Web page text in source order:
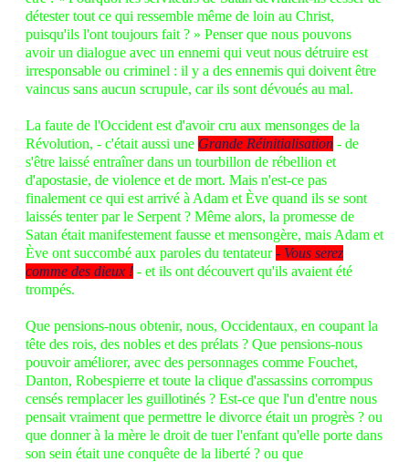
détester tout ce qui ressemble même de loin au Christ,
puisqu'ils l'ont toujours fait ? » Penser que nous pouvons
avoir un dialogue avec un ennemi qui veut nous détruire est
irresponsable ou criminel : il y a des ennemis qui doivent être
vaincus sans aucun scrupule, car ils sont dévoués au mal.
La faute de l'Occident est d'avoir cru aux mensonges de la
Révolution, - c'était aussi une Grande Réinitialisation - de
s'être laissé entraîner dans un tourbillon de rébellion et
d'apostasie, de violence et de mort. Mais n'est-ce pas
finalement ce qui est arrivé à Adam et Ève quand ils se sont
laissés tenter par le Serpent ? Même alors, la promesse de
Satan était manifestement fausse et mensongère, mais Adam et
Ève ont succombé aux paroles du tentateur- Vous serez
comme des dieux ! - et ils ont découvert qu'ils avaient été
trompés.
Que pensions-nous obtenir, nous, Occidentaux, en coupant la
tête des rois, des nobles et des prélats ? Que pensions-nous
pouvoir améliorer, avec des personnages comme Fouchet,
Danton, Robespierre et toute la clique d'assassins corrompus
censés remplacer les guillotinés ? Est-ce que l'un d'entre nous
pensait vraiment que permettre le divorce était un progrès ? ou
que donner à la mère le droit de tuer l'enfant qu'elle porte dans
son sein était une conquête de la liberté ? ou que